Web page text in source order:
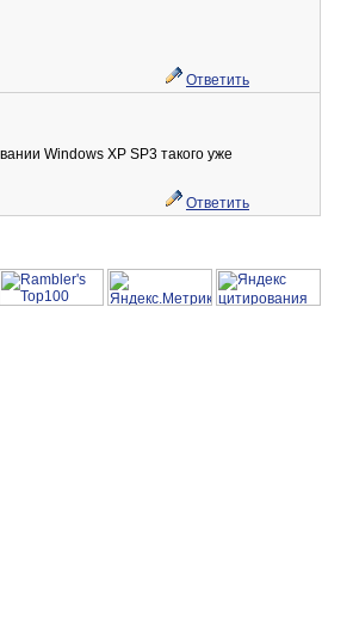
Ответить
Windows XP SP3 такого уже
Ответить